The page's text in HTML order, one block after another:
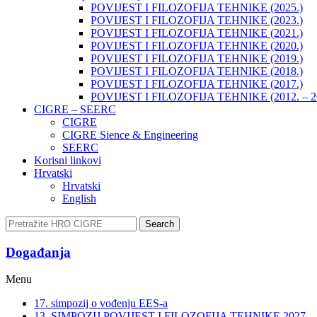
POVIJEST I FILOZOFIJA TEHNIKE (2025.)
POVIJEST I FILOZOFIJA TEHNIKE (2023.)
POVIJEST I FILOZOFIJA TEHNIKE (2021.)
POVIJEST I FILOZOFIJA TEHNIKE (2020.)
POVIJEST I FILOZOFIJA TEHNIKE (2019.)
POVIJEST I FILOZOFIJA TEHNIKE (2018.)
POVIJEST I FILOZOFIJA TEHNIKE (2017.)
POVIJEST I FILOZOFIJA TEHNIKE (2012. –
CIGRE – SEERC
CIGRE
CIGRE Sience & Engineering
SEERC
Korisni linkovi
Hrvatski
Hrvatski
English
Search
Događanja​
Menu
17. simpozij o vođenju EES-a